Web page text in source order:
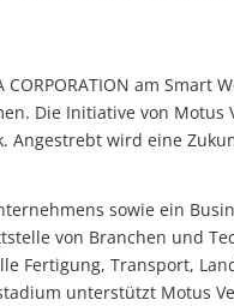
am Smart
Die Initiative von Motus
Angestrebt wird eine
sowie ein
von Branchen und
Fertigung, Transport,
unterstützt Motus